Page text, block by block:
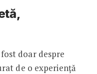
doar despre
de o experiență